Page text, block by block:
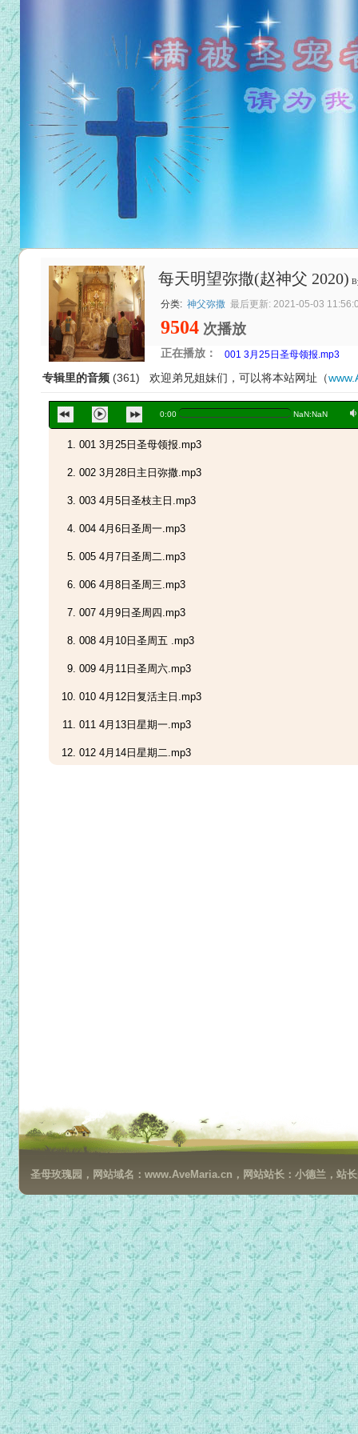
每天明望弥撒(赵神父 2020)
分类: 神父弥撒 最后更新: 2021-05-03
9504 次播放
正在播放：
专辑里的音频 (361) 欢迎弟兄姐妹们，可以将本站网址（
0:00 NaN:NaN a
001 3月25日圣母领报.mp3
001 3月25日圣母领报.mp3
002 3月28日主日弥撒.mp3
003 4月5日圣枝主日.mp3
004 4月6日圣周一.mp3
005 4月7日圣周二.mp3
006 4月8日圣周三.mp3
007 4月9日圣周四.mp3
008 4月10日圣周五 .mp3
009 4月11日圣周六.mp3
010 4月12日复活主日.mp3
011 4月13日星期一.mp3
012 4月14日星期二.mp3
025 复活期第三周星期一.mp3
026 复活期第三周星期二.mp3
027 复活期第三周星期三.mp3
028.复活期第三周星期四.mp3
029.复活期第三周星期五.mp3
030.复活期第三周星期六.mp3
031.复活期第四主日(善牧和圣召).mp3
032.复活期第四周星期一.mp3
033.复活期第四周星期二.mp3
034.复活期第四周星期三.mp3
035.复活期第四周星期四.mp3
036.复活期第四周星期五.mp3
圣母玫瑰园，网站域名：www.AveMaria.cn，网站站长：小德兰，